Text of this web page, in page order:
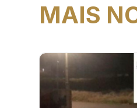
MAIS